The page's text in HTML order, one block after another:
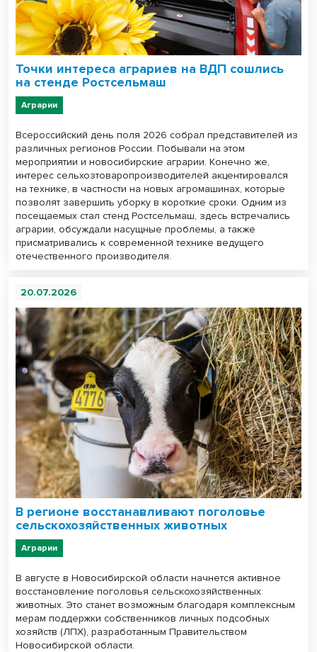
Точки интереса аграриев на ВДП сошлись
на стенде Ростсельмаш
Аграрии
Всероссийский день поля 2026 собрал представителей из
различных регионов России. Побывали на этом
мероприятии и новосибирские аграрии. Конечно же,
интерес сельхозтоваропроизводителей акцентировался
на технике, в частности на новых агромашинах, которые
позволят завершить уборку в короткие сроки. Одним из
посещаемых стал стенд Ростсельмаш, здесь встречались
аграрии, обсуждали насущные проблемы, а также
присматривались к современной технике ведущего
отечественного производителя.
20.07.2026
В регионе восстанавливают поголовье
сельскохозяйственных животных
Аграрии
В августе в Новосибирской области начнется активное
восстановление поголовья сельскохозяйственных
животных. Это станет возможным благодаря комплексным
мерам поддержки собственников личных подсобных
хозяйств (ЛПХ), разработанным Правительством
Новосибирской области.